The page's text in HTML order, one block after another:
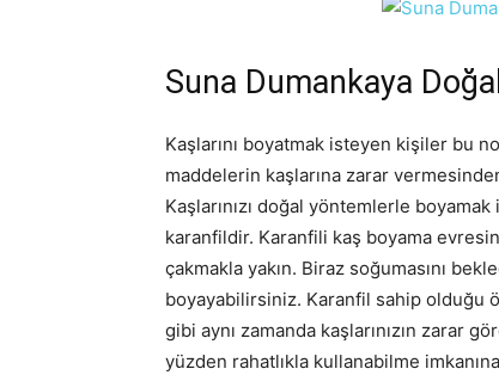
Suna Dumankaya
Kaşlarını boyatmak isteyen kişiler bu
maddelerin kaşlarına zarar
Kaşlarınızı doğal yöntemlerle
karanfildir. Karanfili kaş boyama
çakmakla yakın. Biraz soğumasını
boyayabilirsiniz. Karanfil sahip olduğu
gibi aynı zamanda kaşlarınızın zarar
yüzden rahatlıkla kullanabilme